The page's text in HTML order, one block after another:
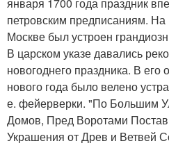
января 1700 года праздник
петровским предписаниям.
Москве был устроен
В царском указе давались
новогоднего праздника. В
нового года было велено
е. фейерверки. "По Большим
Домов, Пред Воротами
Украшения от Древ и Ветвей